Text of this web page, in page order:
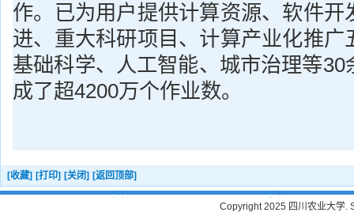
作。已为用户提供计算资源、软件开
进、重大科研项目、计算产业化推广
基础科学、人工智能、城市治理等30
成了超4200万个作业数。
[收藏] [打印] [关闭] [返回顶部]
Copyright 2025 四川农业大学.